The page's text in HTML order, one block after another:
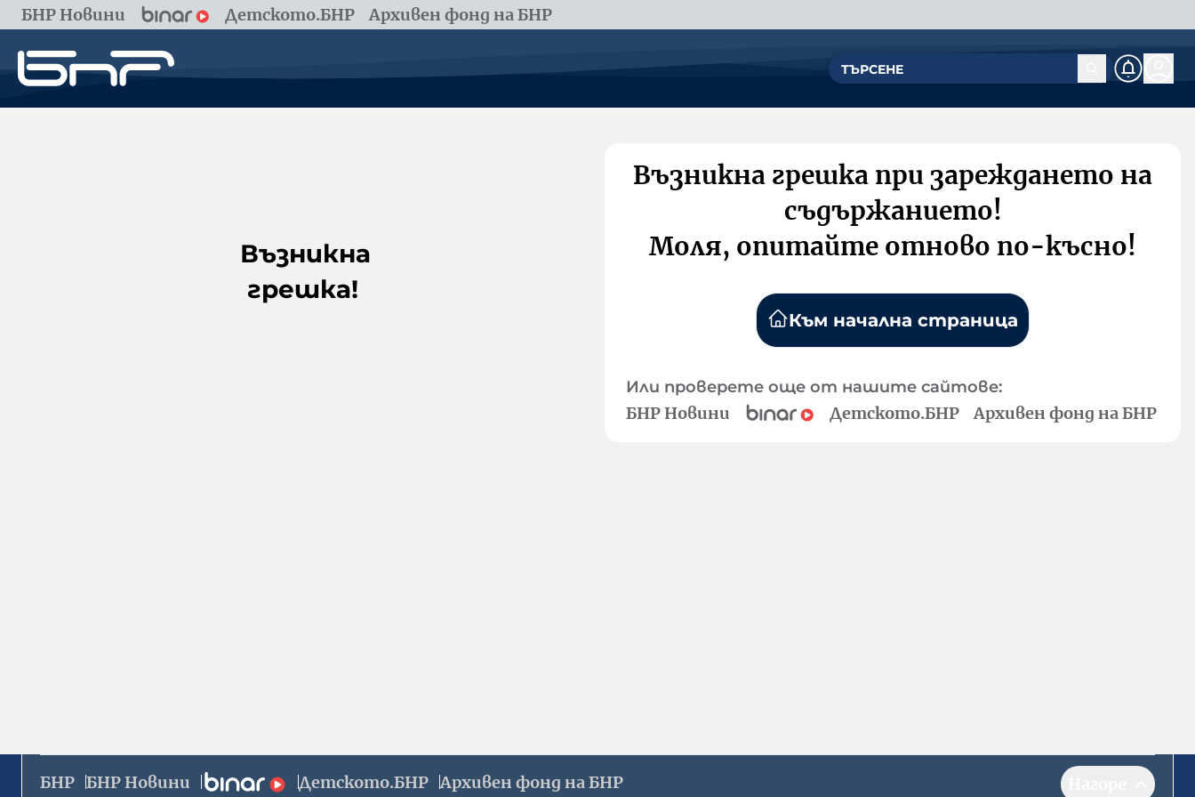
БНР Новини Детското.БНР Архивен фонд на БНР
Възникна
грешка!
Възникна грешка при зареждането на
съдържанието!
Моля, опитайте отново по-късно!
Към начална страница
Или проверете още от нашите сайтове:
БНР Новини Детското.БНР Архивен фонд на БНР
БНР БНР Новини Детското.БНР Архивен фонд на БНР